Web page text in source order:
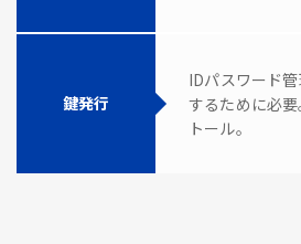
鍵発行
IDパスワード
するために必
トール。